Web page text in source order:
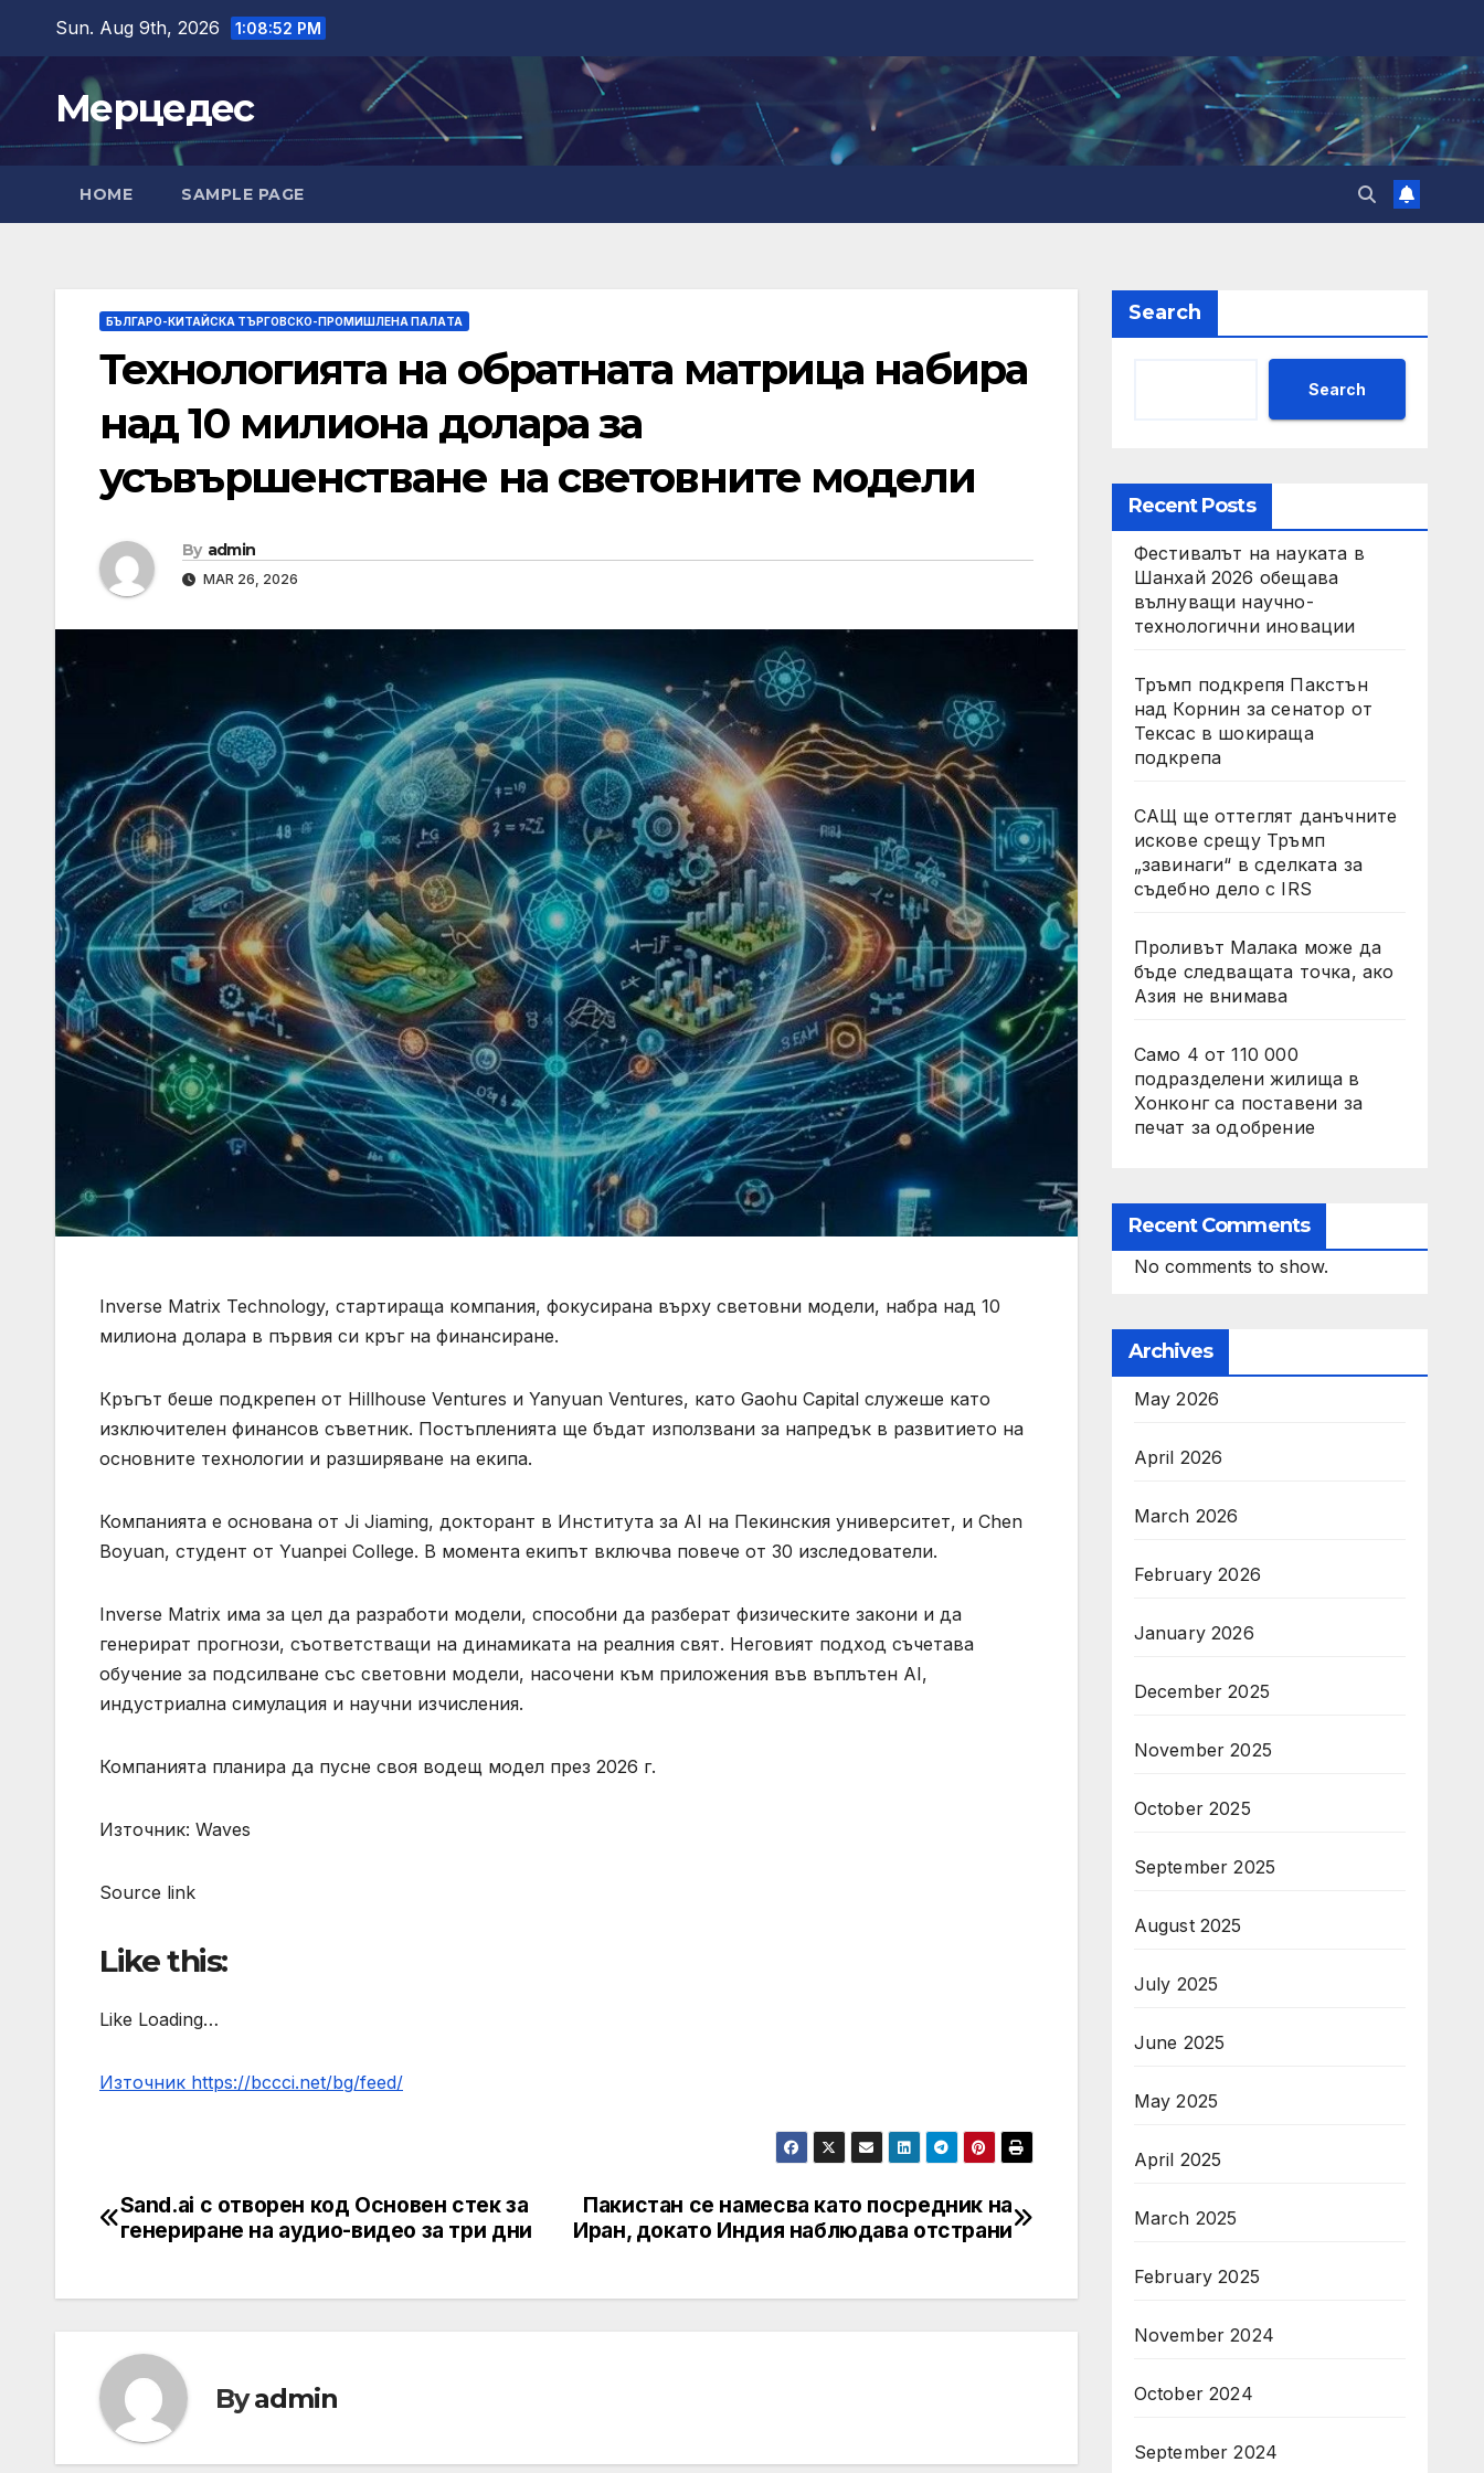
content
Sun. Aug 9th, 2026 1:08:54 PM
Мерцедес
HOME SAMPLE PAGE
БЪЛГАРО-КИТАЙСКА ТЪРГОВСКО-ПРОМИШЛЕНА ПАЛAТА
Технологията на обратната матрица набира
над 10 милиона долара за
усъвършенстване на световните модели
By admin
MAR 26, 2026
Inverse Matrix Technology, стартираща компания, фокусирана върху световни модели, набра над 10
милиона долара в първия си кръг на финансиране.
Кръгът беше подкрепен от Hillhouse Ventures и Yanyuan Ventures, като Gaohu Capital служеше като
изключителен финансов съветник. Постъпленията ще бъдат използвани за напредък в развитието на
основните технологии и разширяване на екипа.
Компанията е основана от Ji Jiaming, докторант в Института за AI на Пекинския университет, и Chen
Boyuan, студент от Yuanpei College. В момента екипът включва повече от 30 изследователи.
Inverse Matrix има за цел да разработи модели, способни да разберат физическите закони и да
генерират прогнози, съответстващи на динамиката на реалния свят. Неговият подход съчетава
обучение за подсилване със световни модели, насочени към приложения във въплътен AI,
индустриална симулация и научни изчисления.
Компанията планира да пусне своя водещ модел през 2026 г.
Източник: Waves
Source link
Like this:
Like Loading…
Източник https://bccci.net/bg/feed/
Post
Пакистан се намесва като посредник на
Иран, докато Индия наблюдава отстрани
Sand.ai с отворен код Основен стек за
генериране на аудио-видео за три дни
Byadmin
Search
Search
Recent Posts
Фестивалът на науката в
Шанхай 2026 обещава
вълнуващи научно-
технологични иновации
Тръмп подкрепя Пакстън
над Корнин за сенатор от
Тексас в шокираща
подкрепа
САЩ ще оттеглят данъчните
искове срещу Тръмп
„завинаги“ в сделката за
съдебно дело с IRS
Проливът Малака може да
бъде следващата точка, ако
Азия не внимава
Само 4 от 110 000
подразделени жилища в
Хонконг са поставени за
печат за одобрение
Recent Comments
No comments to show.
Archives
May 2026
April 2026
March 2026
February 2026
January 2026
December 2025
November 2025
October 2025
September 2025
August 2025
July 2025
June 2025
May 2025
April 2025
March 2025
February 2025
November 2024
October 2024
September 2024